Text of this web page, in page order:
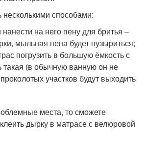
способами:
на него пену для бритья –
мыльная пена будет пузыриться;
погрузить в большую ёмкость с
такая (в обычную ванную он не
участков будут выходить
места, то сможете
дырку в матрасе с велюровой